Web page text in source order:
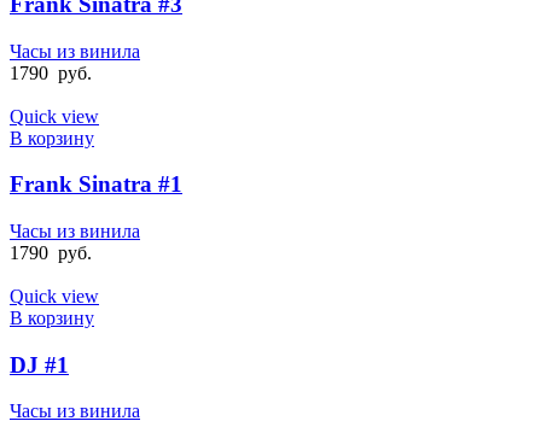
Часы из винила
1790 руб.
Quick view
В корзину
Frank Sinatra #1
Часы из винила
1790 руб.
Quick view
В корзину
DJ #1
Часы из винила